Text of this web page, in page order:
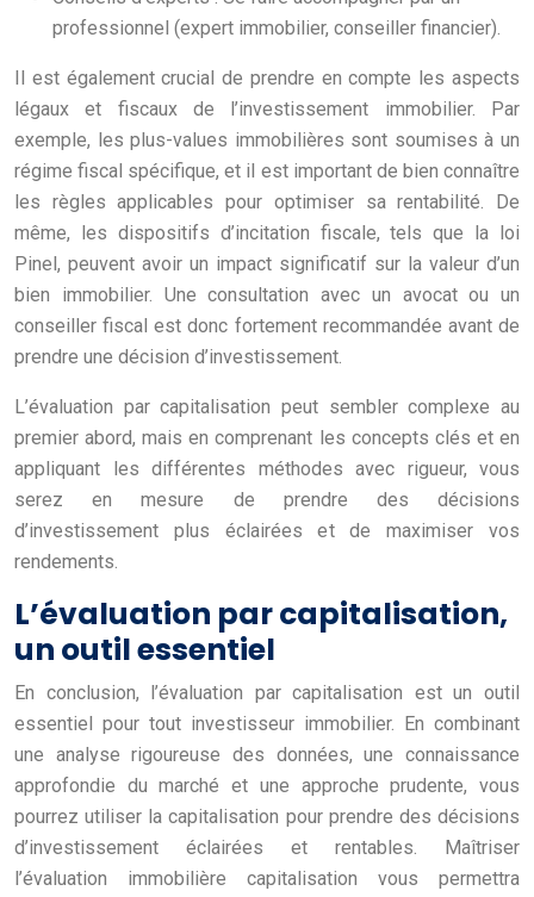
professionnel (expert immobilier, conseiller financier).
Il est également crucial de prendre en compte les aspects
légaux et fiscaux de l’investissement immobilier. Par
exemple, les plus-values immobilières sont soumises à un
régime fiscal spécifique, et il est important de bien connaître
les règles applicables pour optimiser sa rentabilité. De
même, les dispositifs d’incitation fiscale, tels que la loi
Pinel, peuvent avoir un impact significatif sur la valeur d’un
bien immobilier. Une consultation avec un avocat ou un
conseiller fiscal est donc fortement recommandée avant de
prendre une décision d’investissement.
L’évaluation par capitalisation peut sembler complexe au
premier abord, mais en comprenant les concepts clés et en
appliquant les différentes méthodes avec rigueur, vous
serez en mesure de prendre des décisions
d’investissement plus éclairées et de maximiser vos
rendements.
L’évaluation par capitalisation,
un outil essentiel
En conclusion, l’évaluation par capitalisation est un outil
essentiel pour tout investisseur immobilier. En combinant
une analyse rigoureuse des données, une connaissance
approfondie du marché et une approche prudente, vous
pourrez utiliser la capitalisation pour prendre des décisions
d’investissement éclairées et rentables. Maîtriser
l’évaluation immobilière capitalisation vous permettra